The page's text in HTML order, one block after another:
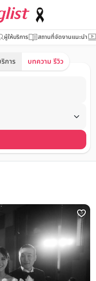
ผู้ให้บริการ สถานที่จัดงานแนะนำ
การ บทความ รีวิว